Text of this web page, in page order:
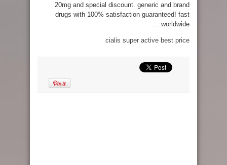
20mg and special discount. generic and brand
drugs with 100% satisfaction guaranteed! fast
worldwide …
cialis super active best price